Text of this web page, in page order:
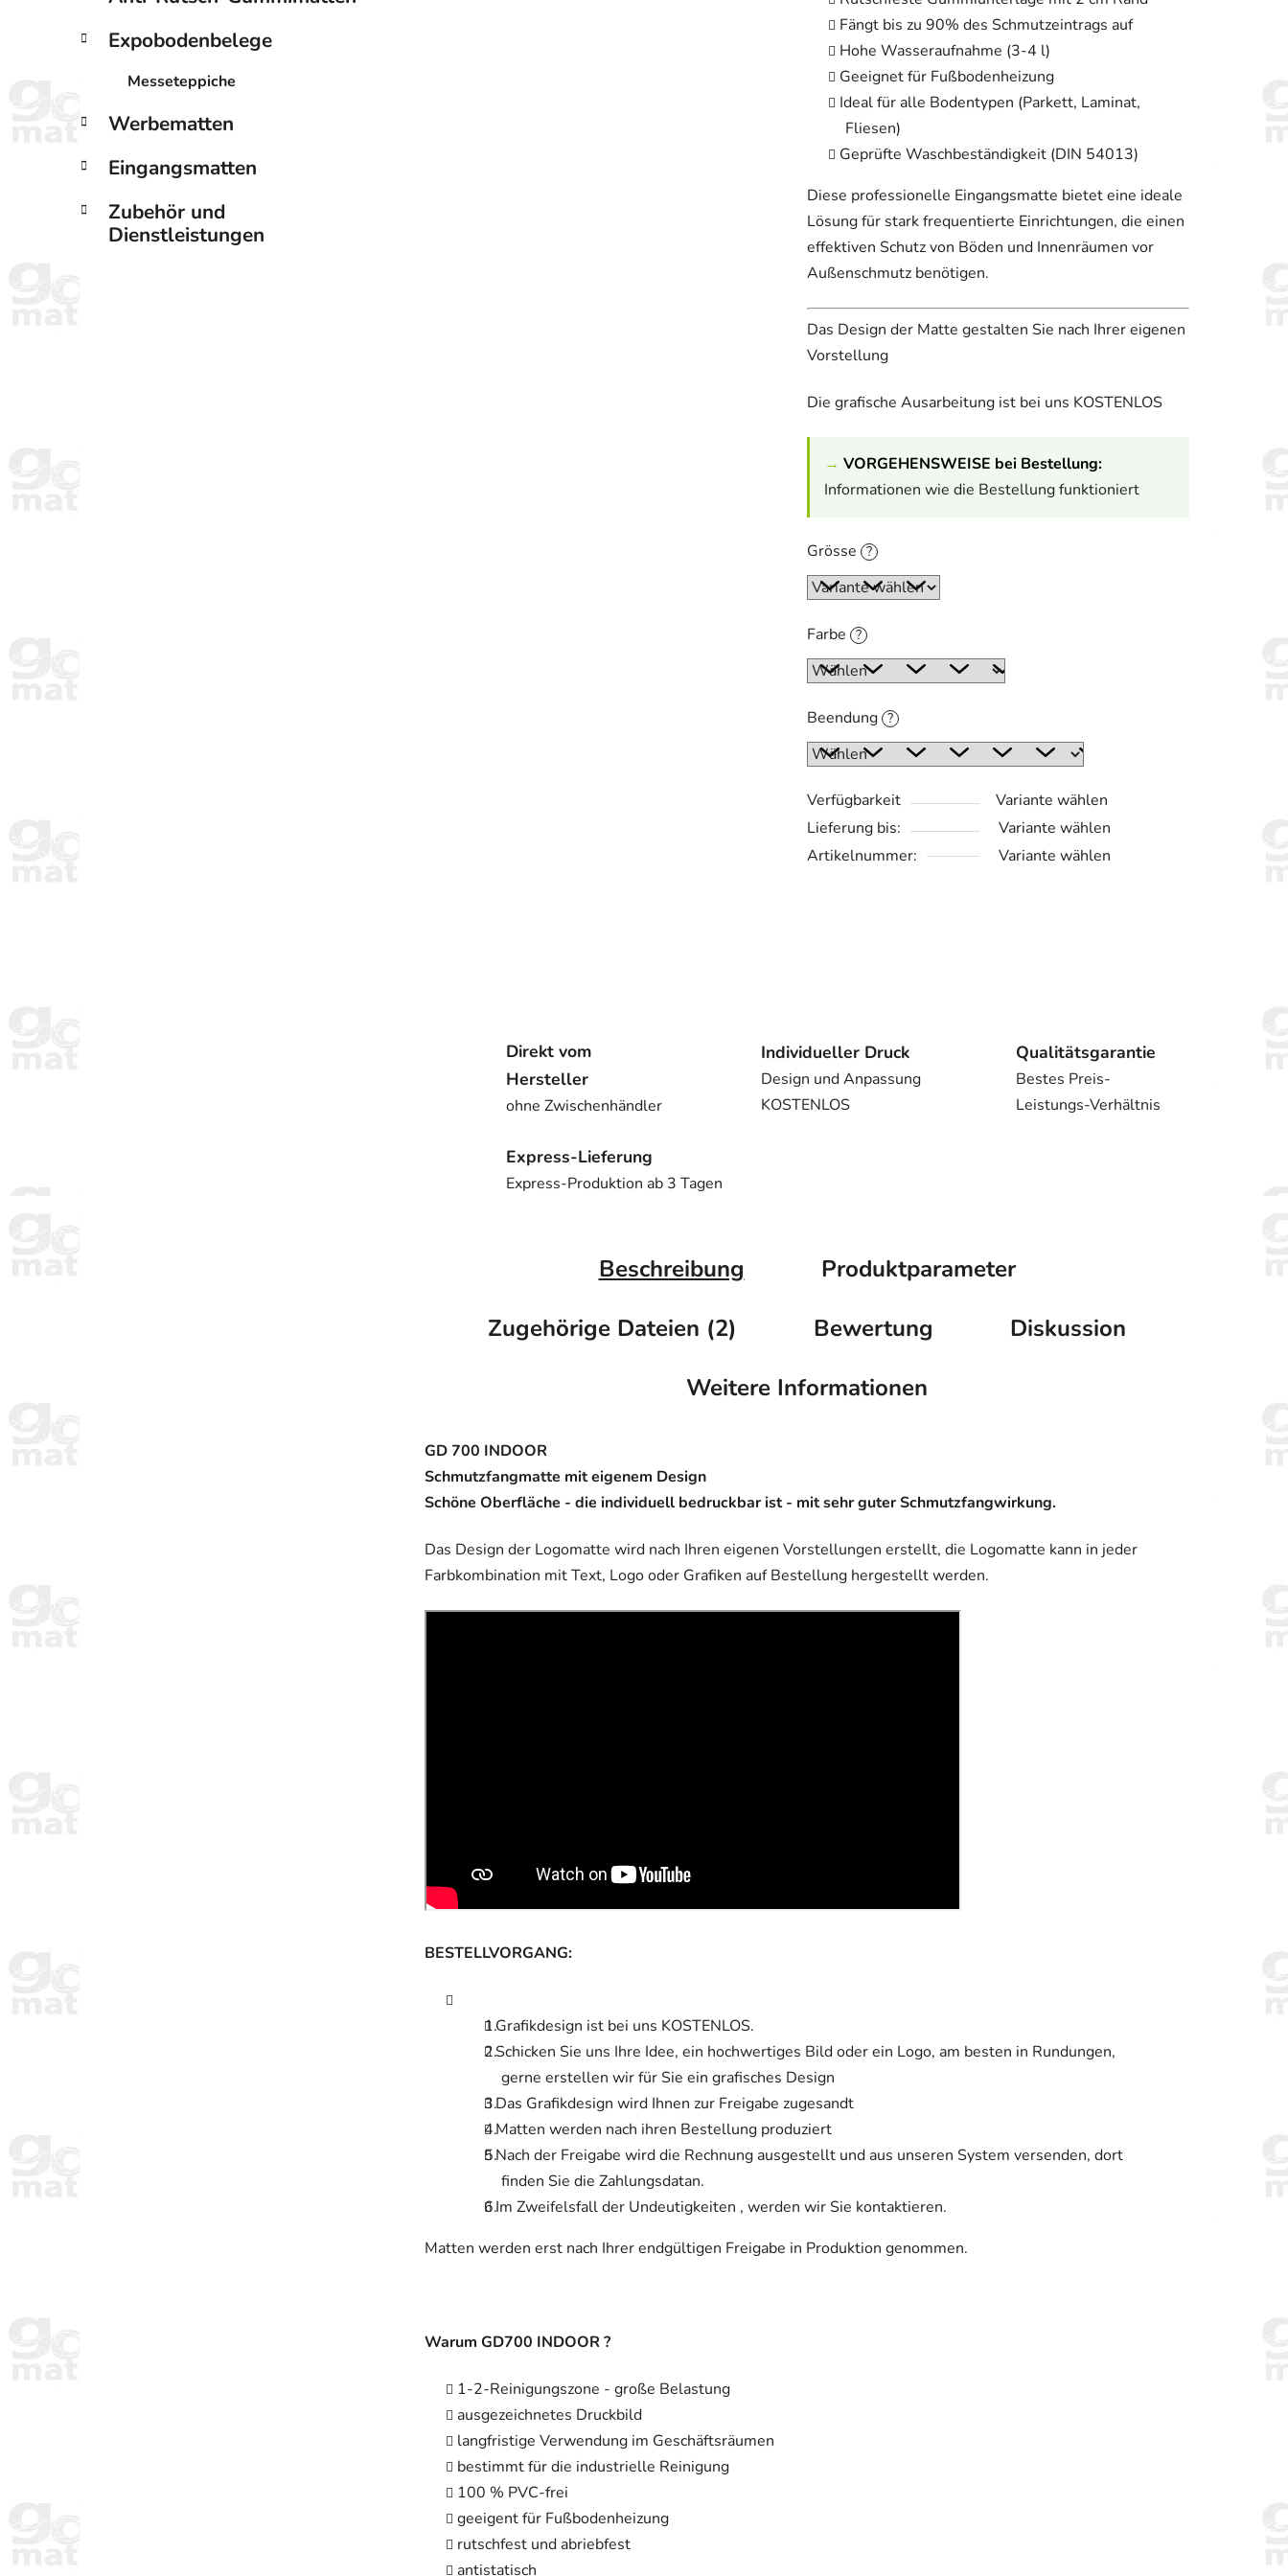
Expobodenbelege
Messeteppiche
Werbematten
Eingangsmatten
Zubehör und
Dienstleistungen
Fängt bis zu 90% des Schmutzeintrags auf
Hohe Wasseraufnahme (3-4 l)
Geeignet für Fußbodenheizung
Ideal für alle Bodentypen (Parkett, Laminat,
Fliesen)
Geprüfte Waschbeständigkeit (DIN 54013)
Diese professionelle Eingangsmatte bietet eine ideale
Lösung für stark frequentierte Einrichtungen, die einen
effektiven Schutz von Böden und Innenräumen vor
Außenschmutz benötigen.
Das Design der Matte gestalten Sie nach Ihrer eigenen
Vorstellung
Die grafische Ausarbeitung ist bei uns KOSTENLOS
→ VORGEHENSWEISE bei Bestellung:
Informationen wie die Bestellung funktioniert
Grösse ?
Farbe ?
Beendung ?
Verfügbarkeit
Variante wählen
Lieferung bis:
Variante wählen
Artikelnummer:
Variante wählen
Direkt vom
Hersteller
ohne Zwischenhändler
Individueller Druck
Design und Anpassung
KOSTENLOS
Qualitätsgarantie
Bestes Preis-
Leistungs-Verhältnis
Express-Lieferung
Express-Produktion ab 3 Tagen
Beschreibung
Produktparameter
Zugehörige Dateien (2)
Bewertung
Diskussion
Weitere Informationen
GD 700 INDOOR
Schmutzfangmatte mit eigenem Design
Schöne Oberfläche - die individuell bedruckbar ist - mit sehr guter Schmutzfangwirkung.
Das Design der Logomatte wird nach Ihren eigenen Vorstellungen erstellt, die Logomatte kann in jeder
Farbkombination mit Text, Logo oder Grafiken auf Bestellung hergestellt werden.
BESTELLVORGANG:
Grafikdesign ist bei uns KOSTENLOS.
Schicken Sie uns Ihre Idee, ein hochwertiges Bild oder ein Logo, am besten in Rundungen,
gerne erstellen wir für Sie ein grafisches Design
Das Grafikdesign wird Ihnen zur Freigabe zugesandt
Matten werden nach ihren Bestellung produziert
Nach der Freigabe wird die Rechnung ausgestellt und aus unseren System versenden, dort
finden Sie die Zahlungsdatan.
Im Zweifelsfall der Undeutigkeiten , werden wir Sie kontaktieren.
Matten werden erst nach Ihrer endgültigen Freigabe in Produktion genommen.
Warum GD700 INDOOR ?
1-2-Reinigungszone - große Belastung
ausgezeichnetes Druckbild
langfristige Verwendung im Geschäftsräumen
bestimmt für die industrielle Reinigung
100 % PVC-frei
geeigent für Fußbodenheizung
rutschfest und abriebfest
antistatisch